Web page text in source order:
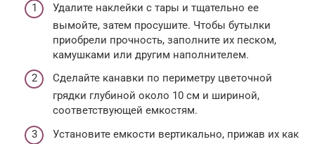
Удалите наклейки с тары и тщательно ее
вымойте, затем просушите. Чтобы бутылки
приобрели прочность, заполните их песком,
камушками или другим наполнителем.
Сделайте канавки по периметру цветочной
грядки глубиной около 10 см и шириной,
соответствующей емкостям.
Установите емкости вертикально, прижав их как